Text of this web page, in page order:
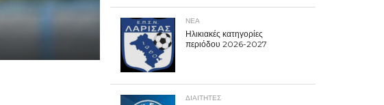
ΝΕΑ
Ηλικιακές κατηγορίες
περιόδου 2026-2027
ΔΙΑΙΤΗΤΕΣ